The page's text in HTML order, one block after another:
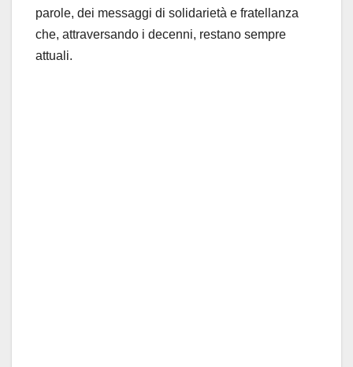
parole, dei messaggi di solidarietà e fratellanza
che, attraversando i decenni, restano sempre
attuali.